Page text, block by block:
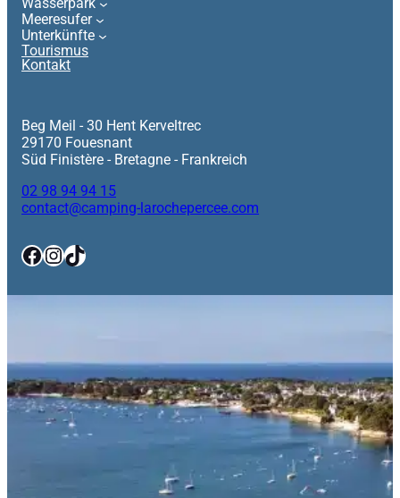
Meeresufer
Unterkünfte
Tourismus
Kontakt
Beg Meil - 30 Hent Kerveltrec
29170 Fouesnant
Süd Finistère - Bretagne - Frankreich
02 98 94 94 15
contact@camping-larochepercee.com
Facebook
Instagram
TikTok